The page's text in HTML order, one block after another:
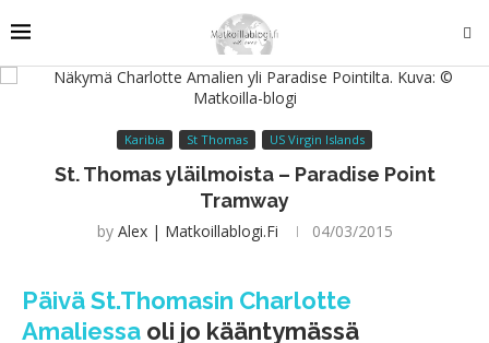
Karibia St Thomas US Virgin Islands
St. Thomas yläilmoista – Paradise Point
Tramway
by Alex | Matkoillablogi.fi 04/03/2015
Päivä St.Thomasin Charlotte
Amaliessa oli jo kääntymässä